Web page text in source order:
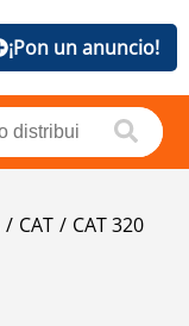
¡Pon un anuncio!
CAT CAT 320